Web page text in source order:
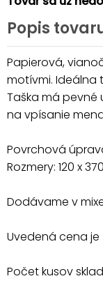
Popis
Papierová,
motívmi. Ideálna
Taška má
na vpísanie
Povrchová
Rozmery: 120 x
Dodávame v
Uvedená cena je
Počet kusov